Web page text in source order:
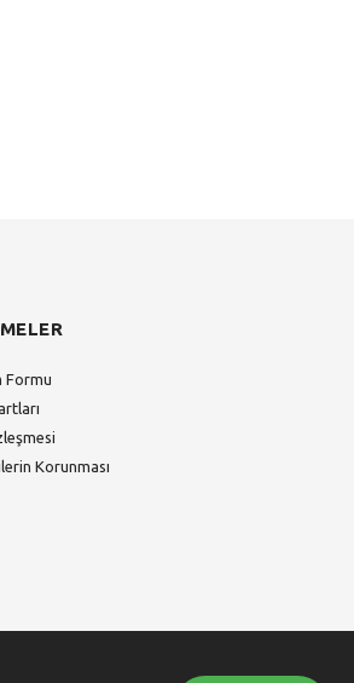
Formu
Korunması